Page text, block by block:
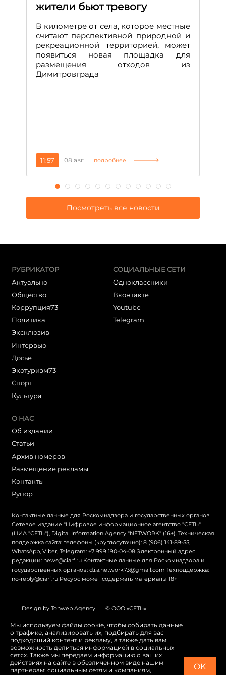
жители бьют тревогу
В километре от села, которое местные
считают перспективной природной и
рекреационной территорией, может
появиться новая площадка для
размещения отходов из
Димитровграда
11:57 08 авг подробнее
Посмотреть все новости
РУБРИКАТОР
Актуально
Общество
Коррупция73
Политика
Эксклюзив
Интервью
Досье
Экотуризм73
Cпорт
Культура
СОЦИАЛЬНЫЕ СЕТИ
Одноклассники
Вконтакте
Youtube
Telegram
О НАС
Об издании
Статьи
Архив номеров
Размещение рекламы
Контакты
Рупор
Контактные данные для Роскомнадзора и государственных органов
Сетевое издание "Цифровое информационное агентство "СЕТЬ"
(ЦИА "СЕТЬ"), Digital Information Agency "NETWORK" (16+). Техническая
поддержка сайта: телефоны (круглосуточно): 8 (906) 141-89-55,
WhatsApp, Viber, Telegram: +7 999 190-04-08 Электронный адрес
редакции: news@ciarf.ru Контактные данные для Роскомнадзора и
государственных органов: d.i.a.network73@gmail.com Техподдержка:
no-reply@ciarf.ru Ресурс может содержать материалы 18+
Design by Tonweb Agency © ООО «СЕТЬ»
Политика конфиденциальности Карта сайта
Switch to English
Мы используем файлы cookie, чтобы собирать данные
о трафике, анализировать их, подбирать для вас
подходящий контент и рекламу, а также дать вам
возможность делиться информацией в социальных
сетях. Также мы передаем информацию о ваших
действиях на сайте в обезличенном виде нашим
партнерам: социальным сетям и компаниям,
OK